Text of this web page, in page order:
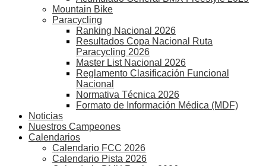
Mountain Bike
Paracycling
Ranking Nacional 2026
Resultados Copa Nacional Ruta
Paracycling 2026
Master List Nacional 2026
Reglamento Clasificación Funcional
Nacional
Normativa Técnica 2026
Formato de Información Médica (MDF)
Noticias
Nuestros Campeones
Calendarios
Calendario FCC 2026
Calendario Pista 2026